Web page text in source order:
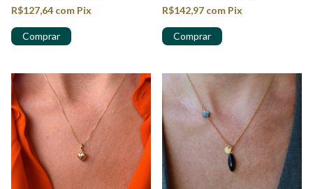
R$127,64 com Pix R$142,97 com Pix